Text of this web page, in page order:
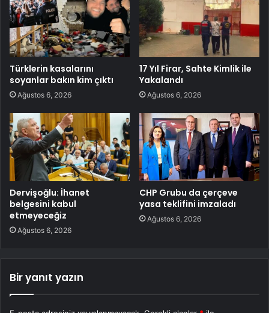
Türklerin kasalarını
soyanlar bakın kim çıktı
Ağustos 6, 2026
17 Yıl Firar, Sahte Kimlik ile
Yakalandı
Ağustos 6, 2026
Dervişoğlu: İhanet
belgesini kabul
etmeyeceğiz
Ağustos 6, 2026
CHP Grubu da çerçeve
yasa teklifini imzaladı
Ağustos 6, 2026
Bir yanıt yazın